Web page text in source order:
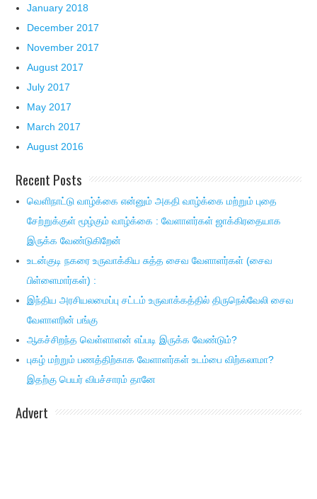
January 2018
December 2017
November 2017
August 2017
July 2017
May 2017
March 2017
August 2016
Recent Posts
வெளிநாட்டு வாழ்க்கை என்னும் அகதி வாழ்க்கை மற்றும் புதை
சேற்றுக்குள் மூழ்கும் வாழ்க்கை : வேளாளர்கள் ஜாக்கிரதையாக
இருக்க வேண்டுகிறேன்
உடன்குடி நகரை உருவாக்கிய சுத்த சைவ வேளாளர்கள் (சைவ
பிள்ளைமார்கள்) :
இந்திய அரசியலமைப்பு சட்டம் உருவாக்கத்தில் திருநெல்வேலி சைவ
வேளாளரின் பங்கு
ஆகச்சிறந்த வெள்ளாளன் எப்படி இருக்க வேண்டும்?
புகழ் மற்றும் பணத்திற்காக வேளாளர்கள் உடம்பை விற்கலாமா?
இதற்கு பெயர் விபச்சாரம் தானே
Advert